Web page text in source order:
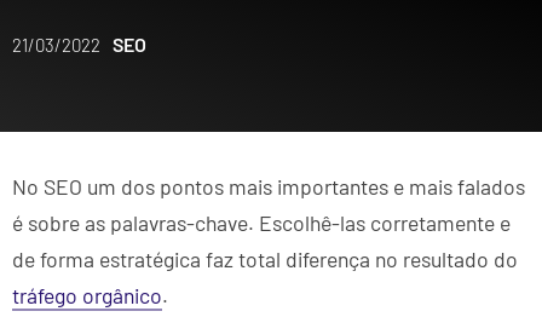
21/03/2022 SEO
No SEO um dos pontos mais importantes e mais falados
é sobre as palavras-chave. Escolhê-las corretamente e
de forma estratégica faz total diferença no resultado do
tráfego orgânico.